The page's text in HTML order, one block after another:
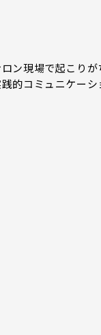
ン現場で起こりが
的コミュニケーシ